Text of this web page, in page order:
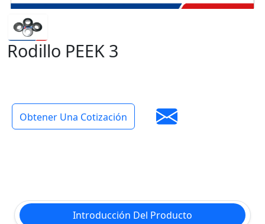
Rodillo PEEK 3
Obtener Una Cotización
Introducción Del Producto